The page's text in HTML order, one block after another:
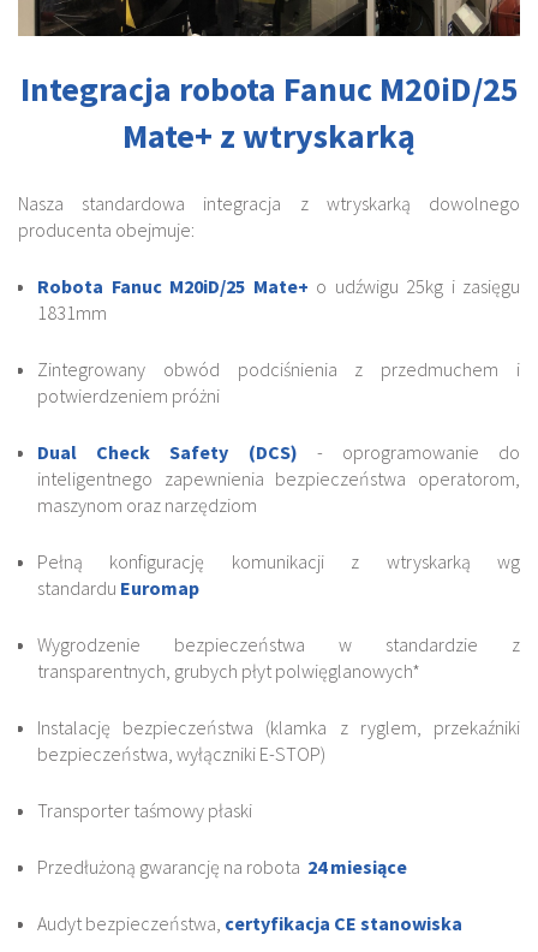
Integracja robota Fanuc M20iD/25
Mate+ z wtryskarką
Nasza standardowa integracja z wtryskarką dowolnego
producenta obejmuje:
Robota Fanuc M20iD/25 Mate+ o udźwigu 25kg i zasięgu
1831mm
Zintegrowany obwód podciśnienia z przedmuchem i
potwierdzeniem próżni
Dual Check Safety (DCS) - oprogramowanie do
inteligentnego zapewnienia bezpieczeństwa operatorom,
maszynom oraz narzędziom
Pełną konfigurację komunikacji z wtryskarką wg
standardu Euromap
Wygrodzenie bezpieczeństwa w standardzie z
transparentnych, grubych płyt polwięglanowych*
Instalację bezpieczeństwa (klamka z ryglem, przekaźniki
bezpieczeństwa, wyłączniki E-STOP)
Transporter taśmowy płaski
Przedłużoną gwarancję na robota 24 miesiące
Audyt bezpieczeństwa, certyfikacja CE stanowiska